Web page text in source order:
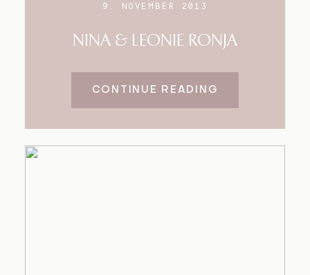
9. NOVEMBER 2013
NINA & LEONIE RONJA
CONTINUE READING